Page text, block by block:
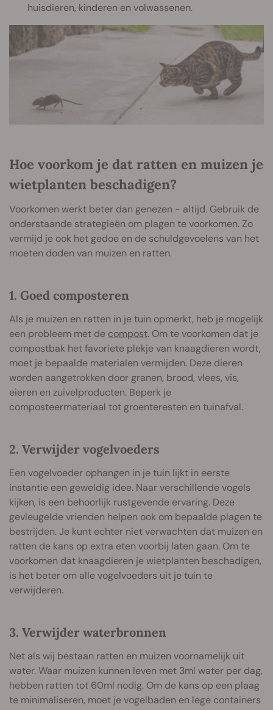
huisdieren, kinderen en volwassenen.
Hoe voorkom je dat ratten en muizen je
wietplanten beschadigen?
Voorkomen werkt beter dan genezen - altijd. Gebruik de
onderstaande strategieën om plagen te voorkomen. Zo
vermijd je ook het gedoe en de schuldgevoelens van het
moeten doden van muizen en ratten.
1. Goed composteren
Als je muizen en ratten in je tuin opmerkt, heb je mogelijk
een probleem met de compost. Om te voorkomen dat je
compostbak het favoriete plekje van knaagdieren wordt,
moet je bepaalde materialen vermijden. Deze dieren
worden aangetrokken door granen, brood, vlees, vis,
eieren en zuivelproducten. Beperk je
composteermateriaal tot groenteresten en tuinafval.
2. Verwijder vogelvoeders
Een vogelvoeder ophangen in je tuin lijkt in eerste
instantie een geweldig idee. Naar verschillende vogels
kijken, is een behoorlijk rustgevende ervaring. Deze
gevleugelde vrienden helpen ook om bepaalde plagen te
bestrijden. Je kunt echter niet verwachten dat muizen en
ratten de kans op extra eten voorbij laten gaan. Om te
voorkomen dat knaagdieren je wietplanten beschadigen,
is het beter om alle vogelvoeders uit je tuin te
verwijderen.
3. Verwijder waterbronnen
Net als wij bestaan ratten en muizen voornamelijk uit
water. Waar muizen kunnen leven met 3ml water per dag,
hebben ratten tot 60ml nodig. Om de kans op een plaag
te minimaliseren, moet je vogelbaden en lege containers